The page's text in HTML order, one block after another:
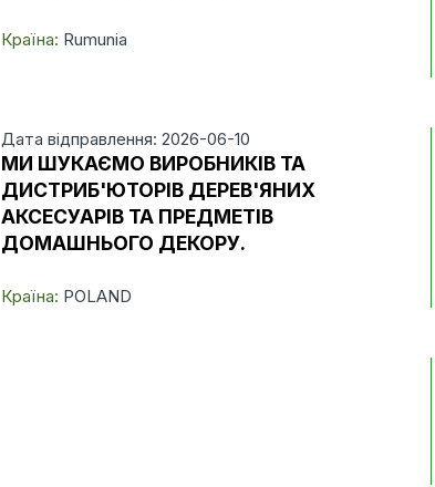
Країна: Rumunia
Дата відправлення: 2026-06-10
МИ ШУКАЄМО ВИРОБНИКІВ ТА
ДИСТРИБ'ЮТОРІВ ДЕРЕВ'ЯНИХ
АКСЕСУАРІВ ТА ПРЕДМЕТІВ
ДОМАШНЬОГО ДЕКОРУ.
Країна: POLAND